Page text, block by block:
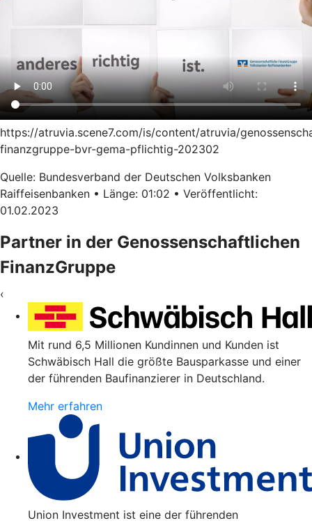
https://atruvia.scene7.com/is/content/atruvia/
finanzgruppe-bvr-gema-pflichtig-202302
Quelle: Bundesverband der Deutschen Volksbanken
Raiffeisenbanken • Länge: 01:02 • Veröffentlicht:
01.02.2023
Partner in der Genossenschaftlichen
FinanzGruppe
‹
Mit rund 6,5 Millionen Kundinnen und Kunden ist
Schwäbisch Hall die größte Bausparkasse und einer
der führenden Baufinanzierer in Deutschland.
Mehr erfahren
Union Investment ist eine der führenden